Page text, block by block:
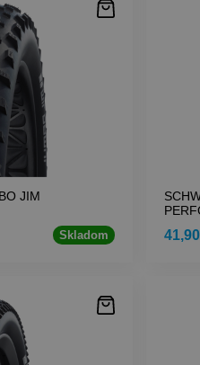
JIM
Skladom